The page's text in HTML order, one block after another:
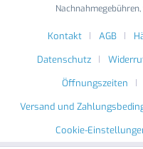
Kontakt AGB
Datenschutz
Öffnungszeiten
Versand und
Cookie-